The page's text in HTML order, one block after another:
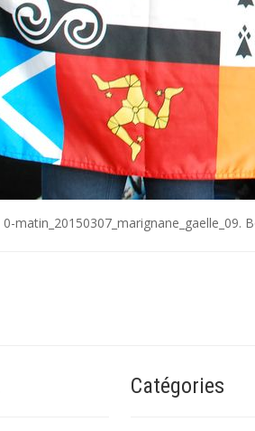
0-matin_20150307_marignane_gaelle_09.
Catégories